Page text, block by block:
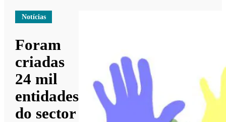
Notícias
Foram
criadas
24 mil
entidades
do sector